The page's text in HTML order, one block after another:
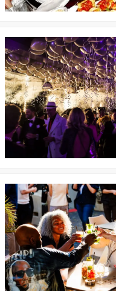
Great
Gatsby
Party
Cocktail
Workshop